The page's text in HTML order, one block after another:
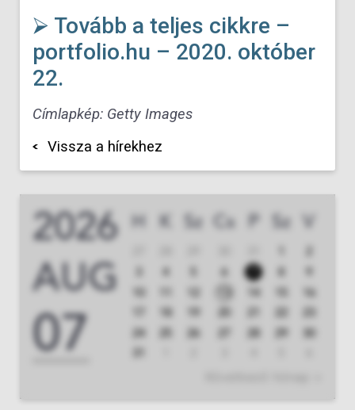
⮚ Tovább a teljes cikkre –
portfolio.hu – 2020. október
22.
Címlapkép: Getty Images
Vissza a hírekhez
2026
AUG
07
H K Sz Cs P Sz V
4 6 7 8
10
14
16
18 19 20 22
23
24
25 26 28 29
30